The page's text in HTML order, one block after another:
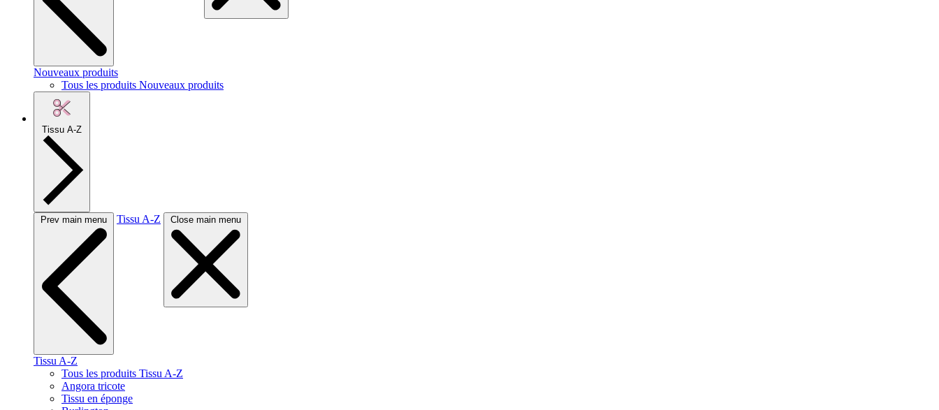
Nouveaux produits
Tous les produits Nouveaux produits
Tissu A-Z
Prev main menu Tissu A-Z Close main menu
Tissu A-Z
Tous les produits Tissu A-Z
Angora tricote
Tissu en éponge